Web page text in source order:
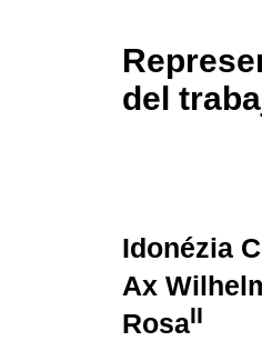
del
Idonézia
Ax
RosaII